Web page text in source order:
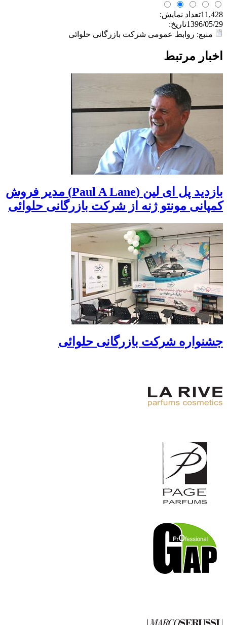
11,428تعداد نمایش:
1396/05/29تاریخ:
اخبار مرتبط
بازدید پل ای لین (Paul A Lane) مدیر فروش
کمپانی مونتو ژنه از شرکت بازرگانی حلوائی
جشنواره شرکت بازرگانی حلوائی